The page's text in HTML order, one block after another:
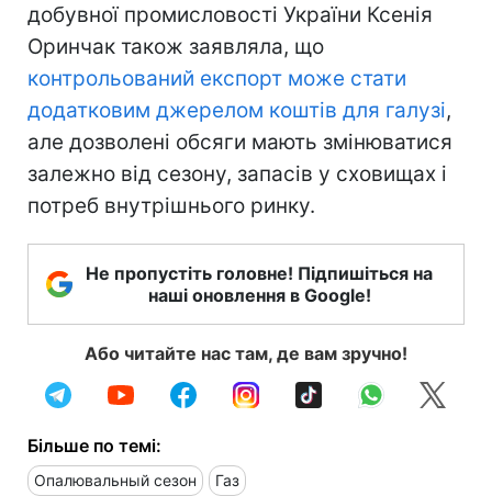
добувної промисловості України Ксенія
Оринчак також заявляла, що
контрольований експорт може стати
додатковим джерелом коштів для галузі,
але дозволені обсяги мають змінюватися
залежно від сезону, запасів у сховищах і
потреб внутрішнього ринку.
Не пропустіть головне! Підпишіться на
наші оновлення в Google!
Або читайте нас там, де вам зручно!
Більше по темі:
Опалювальный сезон Газ